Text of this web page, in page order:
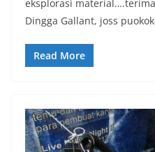
eksplorasi
Dingga Gallant, joss
Read More